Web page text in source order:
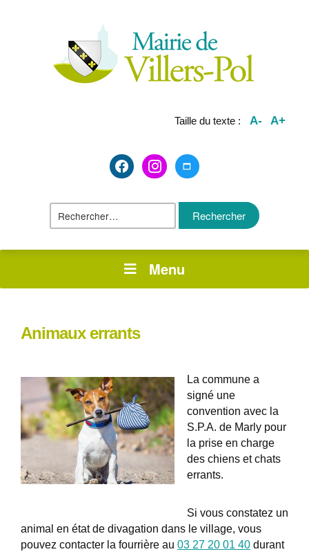
Taille du texte : A- A+
facebook2instagrammaximize
Rechercher :
Menu
Animaux errants
La commune a
signé une
convention avec la
S.P.A. de Marly pour
la prise en charge
des chiens et chats
errants.
Si vous constatez un
animal en état de divagation dans le village, vous
pouvez contacter la fourrière au 03 27 20 01 40 durant